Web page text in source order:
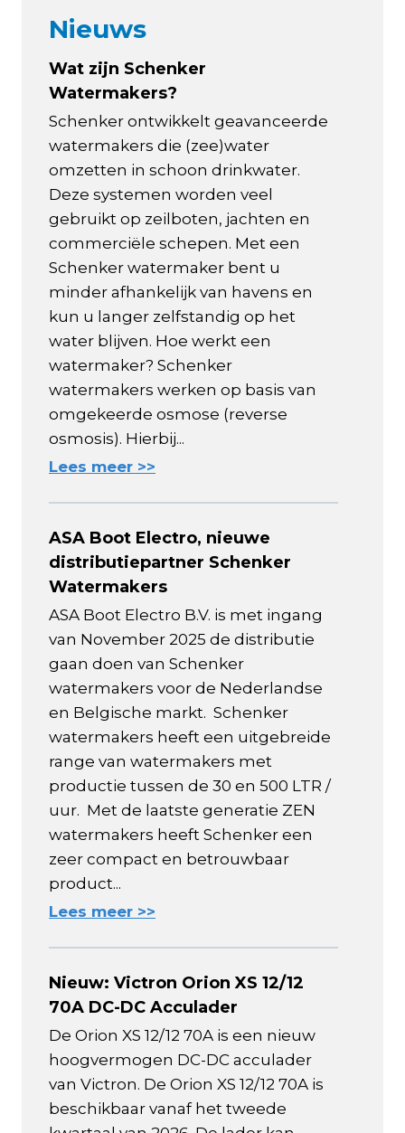
Nieuws
Wat zijn Schenker
Watermakers?
Schenker ontwikkelt geavanceerde
watermakers die (zee)water
omzetten in schoon drinkwater.
Deze systemen worden veel
gebruikt op zeilboten, jachten en
commerciële schepen. Met een
Schenker watermaker bent u
minder afhankelijk van havens en
kun u langer zelfstandig op het
water blijven. Hoe werkt een
watermaker? Schenker
watermakers werken op basis van
omgekeerde osmose (reverse
osmosis). Hierbij...
Lees meer >>
ASA Boot Electro, nieuwe
distributiepartner Schenker
Watermakers
ASA Boot Electro B.V. is met ingang
van November 2025 de distributie
gaan doen van Schenker
watermakers voor de Nederlandse
en Belgische markt. Schenker
watermakers heeft een uitgebreide
range van watermakers met
productie tussen de 30 en 500 LTR /
uur. Met de laatste generatie ZEN
watermakers heeft Schenker een
zeer compact en betrouwbaar
product...
Lees meer >>
Nieuw: Victron Orion XS 12/12
70A DC-DC Acculader
De Orion XS 12/12 70A is een nieuw
hoogvermogen DC-DC acculader
van Victron. De Orion XS 12/12 70A is
beschikbaar vanaf het tweede